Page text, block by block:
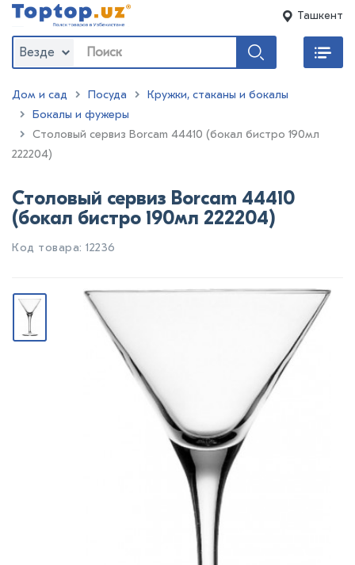
Ташкент
Везде
Дом и сад Посуда
Кружки, стаканы и бокалы
Бокалы и фужеры
Столовый сервиз Borсam 44410 (бокал бистро 190мл
222204)
Столовый сервиз Borсam 44410
(бокал бистро 190мл 222204)
Код товара: 12236